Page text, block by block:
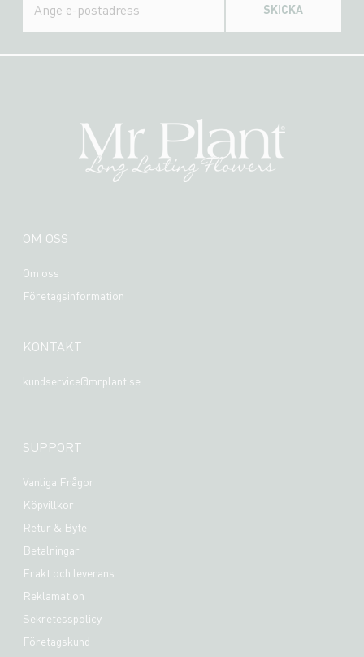
SKICKA
OM OSS
Om oss
Företagsinformation
KONTAKT
kundservice@mrplant.se
SUPPORT
Vanliga Frågor
Köpvillkor
Retur & Byte
Betalningar
Frakt och leverans
Reklamation
Sekretesspolicy
Företagskund